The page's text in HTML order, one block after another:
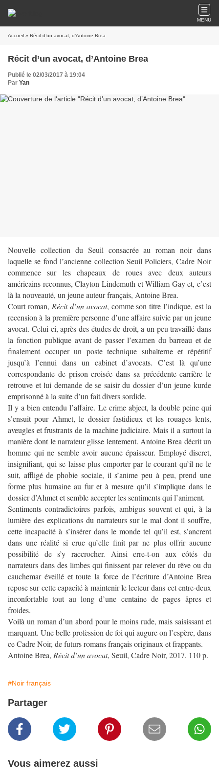
MENU
Accueil » Récit d’un avocat, d’Antoine Brea
Récit d’un avocat, d’Antoine Brea
Publié le 02/03/2017 à 19:04
Par Yan
Nouvelle collection du Seuil consacrée au roman noir dans
laquelle se fond l’ancienne collection Seuil Policiers, Cadre Noir
commence sur les chapeaux de roues avec deux auteurs
américains reconnus, Clayton Lindemuth et William Gay et, c’est
là la nouveauté, un jeune auteur français, Antoine Brea.
Court roman, Récit d’un avocat, comme son titre l’indique, est la
recension à la première personne d’une affaire suivie par un jeune
avocat. Celui-ci, après des études de droit, a un peu travaillé dans
la fonction publique avant de passer l’examen du barreau et de
finalement occuper un poste technique subalterne et répétitif
jusqu’à l’ennui dans un cabinet d’avocats. C’est là qu’une
correspondante de prison croisée dans sa précédente carrière le
retrouve et lui demande de se saisir du dossier d’un jeune kurde
emprisonné à la suite d’un fait divers sordide.
Il y a bien entendu l’affaire. Le crime abject, la double peine qui
s’ensuit pour Ahmet, le dossier fastidieux et les rouages lents,
aveugles et frustrants de la machine judiciaire. Mais il a surtout la
manière dont le narrateur glisse lentement. Antoine Brea décrit un
homme qui ne semble avoir aucune épaisseur. Employé discret,
insignifiant, qui se laisse plus emporter par le courant qu’il ne le
suit, affligé de phobie sociale, il s’anime peu à peu, prend une
forme plus humaine au fur et à mesure qu’il s’implique dans le
dossier d’Ahmet et semble accepter les sentiments qui l’animent.
Sentiments contradictoires parfois, ambigus souvent et qui, à la
lumière des explications du narrateurs sur le mal dont il souffre,
cette incapacité à s’insérer dans le monde tel qu’il est, s’ancrent
dans une réalité si crue qu’elle finit par ne plus offrir aucune
possibilité de s’y raccrocher. Ainsi erre-t-on aux côtés du
narrateurs dans des limbes qui finissent par relever du rêve ou du
cauchemar éveillé et toute la force de l’écriture d’Antoine Brea
repose sur cette capacité à maintenir le lecteur dans cet entre-deux
inconfortable tout au long d’une centaine de pages âpres et
froides.
Voilà un roman d’un abord pour le moins rude, mais saisissant et
marquant. Une belle profession de foi qui augure on l’espère, dans
ce Cadre Noir, de futurs romans français originaux et frappants.
Antoine Brea, Récit d’un avocat, Seuil, Cadre Noir, 2017. 110 p.
#Noir français
Partager
Vous aimerez aussi